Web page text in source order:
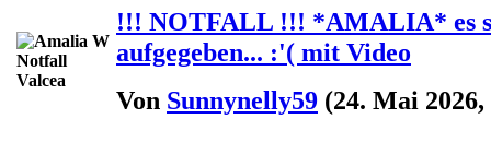
!!! NOTFALL !!! *AMALIA* es
aufgegeben... :'( mit Video
Von Sunnynelly59 (24. Mai 2026,